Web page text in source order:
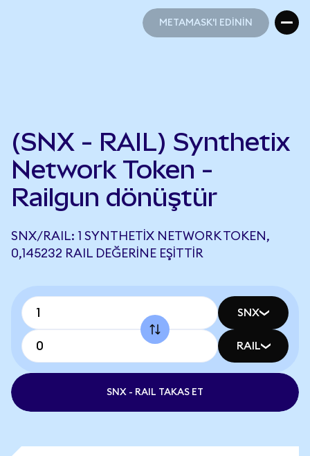
METAMASK'I EDİNİN
(SNX - RAIL) Synthetix
Network Token -
Railgun dönüştür
SNX/RAIL: 1 SYNTHETIX NETWORK TOKEN,
0,145232 RAIL DEĞERINE EŞITTIR
SNX
RAIL
SNX - RAIL TAKAS ET